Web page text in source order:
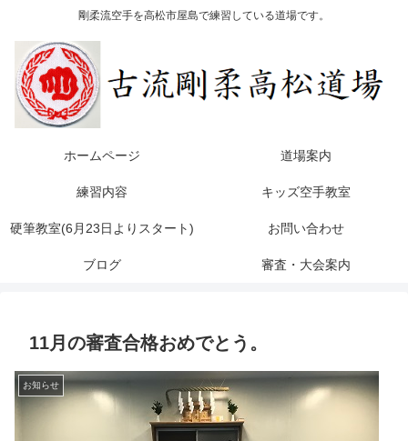
剛柔流空手を高松市屋島で練習している道場です。
ホームページ 道場案内
練習内容 キッズ空手教室
硬筆教室(6月23日よりスタート) お問い合わせ
ブログ 審査・大会案内
11月の審査合格おめでとう。
お知らせ